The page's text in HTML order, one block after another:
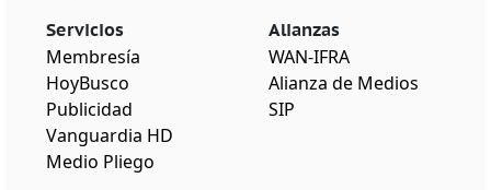
Servicios
Membresía
HoyBusco
Publicidad
Vanguardia HD
Medio Pliego
Alianzas
WAN-IFRA
Alianza de Medios
SIP